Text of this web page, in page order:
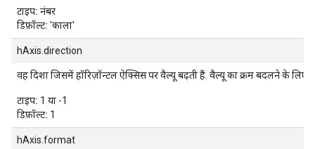
टाइप: नंबर
डिफ़ॉल्ट: 'काला'
hAxis.direction
वह दिशा जिसमें हॉरिज़ॉन्टल ऐक्सिस पर वैल्यू बढ़ती हैं. वैल्यू का क्रम बदलने के लिए,
टाइप: 1 या -1
डिफ़ॉल्ट: 1
hAxis.format